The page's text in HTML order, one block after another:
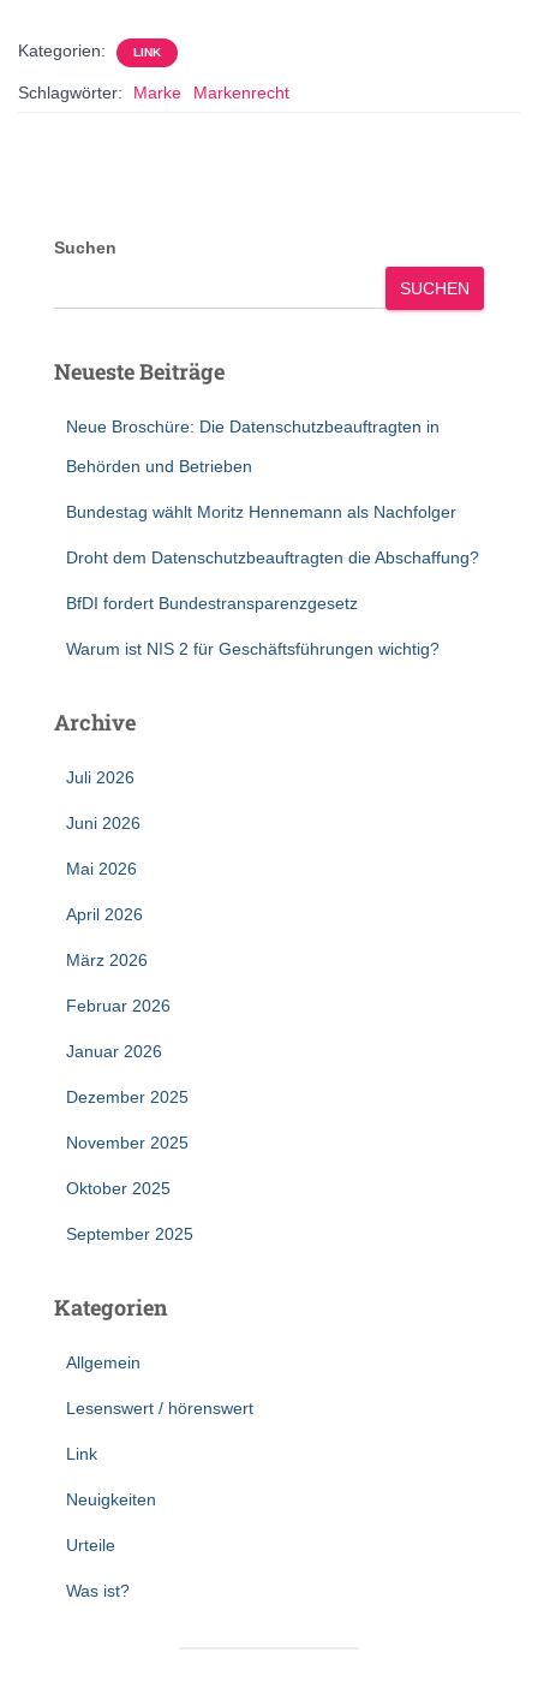
Kategorien: LINK
Schlagwörter: Marke Markenrecht
Suchen
SUCHEN
Neueste Beiträge
Neue Broschüre: Die Datenschutzbeauftragten in
Behörden und Betrieben
Bundestag wählt Moritz Hennemann als Nachfolger
Droht dem Datenschutzbeauftragten die Abschaffung?
BfDI fordert Bundestransparenzgesetz
Warum ist NIS 2 für Geschäftsführungen wichtig?
Archive
Juli 2026
Juni 2026
Mai 2026
April 2026
März 2026
Februar 2026
Januar 2026
Dezember 2025
November 2025
Oktober 2025
September 2025
Kategorien
Allgemein
Lesenswert / hörenswert
Link
Neuigkeiten
Urteile
Was ist?